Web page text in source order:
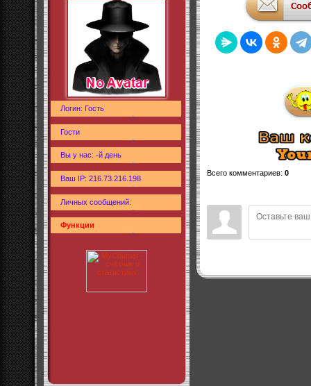
Логин: Гость
Гости
Вы у нас: -й день
Ваш IP: 216.73.216.198
Личных сообщений:
Функции
Всего комментариев: 0